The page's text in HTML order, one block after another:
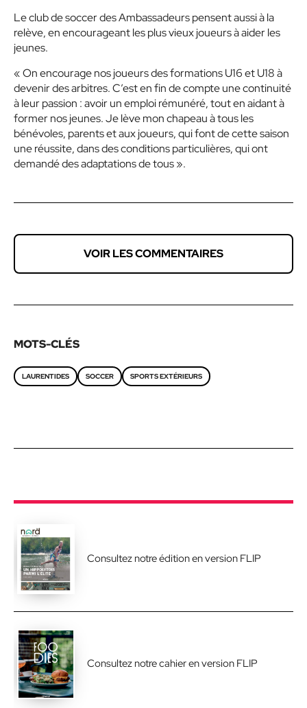
Le club de soccer des Ambassadeurs pensent aussi à la
relève, en encourageant les plus vieux joueurs à aider les
jeunes.
« On encourage nos joueurs des formations U16 et U18 à
devenir des arbitres. C’est en fin de compte une continuité
à leur passion : avoir un emploi rémunéré, tout en aidant à
former nos jeunes. Je lève mon chapeau à tous les
bénévoles, parents et aux joueurs, qui font de cette saison
une réussite, dansdes conditions particulières, qui ont
demandédes adaptations de tous ».
VOIR LES COMMENTAIRES
MOTS-CLÉS
LAURENTIDES SOCCER SPORTS EXTÉRIEURS
Consultez notre édition en version FLIP
Consultez notre cahier en version FLIP